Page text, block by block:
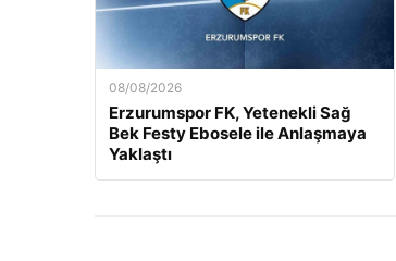
08/08/2026
Erzurumspor FK, Yetenekli Sağ
Bek Festy Ebosele ile Anlaşmaya
Yaklaştı